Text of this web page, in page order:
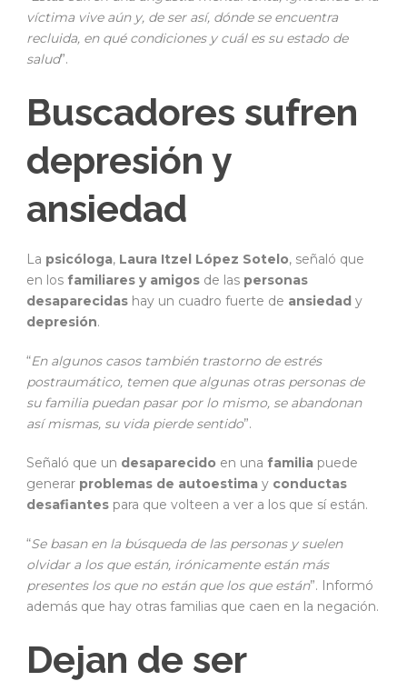
víctima vive aún y, de ser así, dónde se encuentra
recluida, en qué condiciones y cuál es su estado de
salud”.
Buscadores sufren
depresión y
ansiedad
La psicóloga, Laura Itzel López Sotelo, señaló que
en los familiares y amigos de las personas
desaparecidas hay un cuadro fuerte de ansiedad y
depresión.
“En algunos casos también trastorno de estrés
postraumático, temen que algunas otras personas de
su familia puedan pasar por lo mismo, se abandonan
así mismas, su vida pierde sentido”.
Señaló que un desaparecido en una familia puede
generar problemas de autoestima y conductas
desafiantes para que volteen a ver a los que sí están.
“Se basan en la búsqueda de las personas y suelen
olvidar a los que están, irónicamente están más
presentes los que no están que los que están”. Informó
además que hay otras familias que caen en la negación.
Dejan de ser